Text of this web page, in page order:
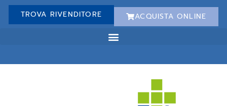
TROVA RIVENDITORE ACQUISTA ONLINE